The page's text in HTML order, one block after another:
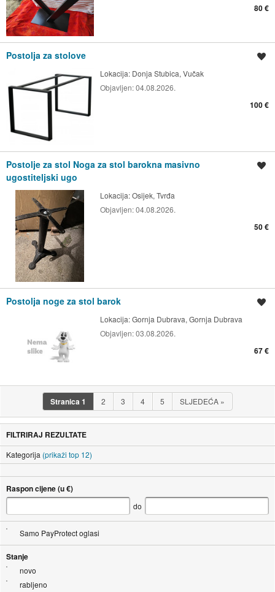
80 €
Postolja za stolove
Lokacija: Donja Stubica, Vučak
Objavljen:04.08.2026.
100 €
Postolje za stol Noga za stol barokna masivno
ugostiteljski ugo
Lokacija:Osijek, Tvrđa
Objavljen:04.08.2026.
50 €
Postolja noge za stol barok
Lokacija:Gornja Dubrava, Gornja Dubrava
Objavljen:03.08.2026.
67 €
Stranica1 2 3 4 5 SLJEDEĆA »
FILTRIRAJ REZULTATE
Kategorija (prikaži top 12)
Raspon cijene (u €)
do
Samo PayProtect oglasi
Stanje
novo
rabljeno